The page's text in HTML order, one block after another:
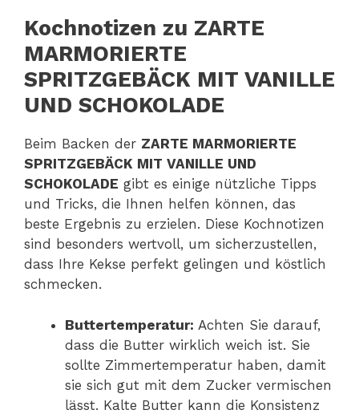
Kochnotizen zu ZARTE
MARMORIERTE
SPRITZGEBÄCK MIT VANILLE
UND SCHOKOLADE
Beim Backen der ZARTE MARMORIERTE
SPRITZGEBÄCK MIT VANILLE UND
SCHOKOLADE gibt es einige nützliche Tipps
und Tricks, die Ihnen helfen können, das
beste Ergebnis zu erzielen. Diese Kochnotizen
sind besonders wertvoll, um sicherzustellen,
dass Ihre Kekse perfekt gelingen und köstlich
schmecken.
Buttertemperatur: Achten Sie darauf,
dass die Butter wirklich weich ist. Sie
sollte Zimmertemperatur haben, damit
sie sich gut mit dem Zucker vermischen
lässt. Kalte Butter kann die Konsistenz